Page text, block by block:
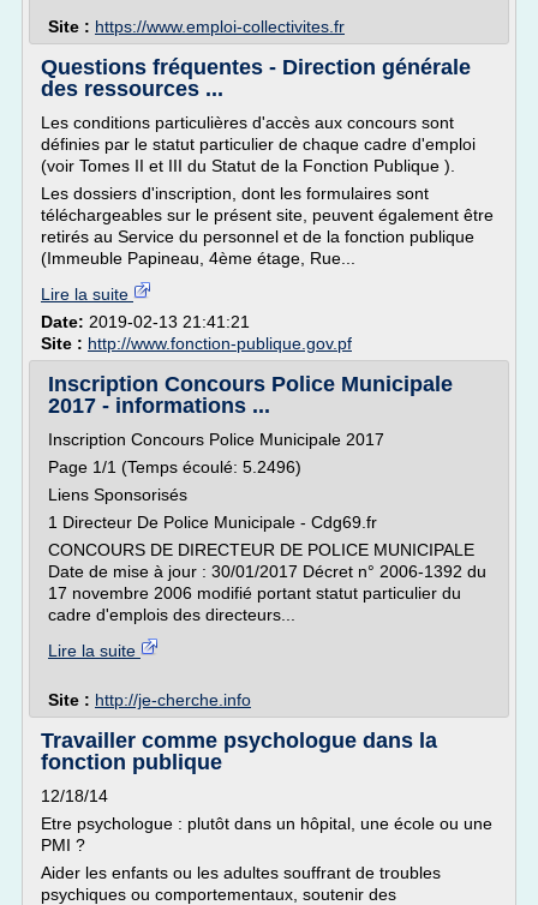
Site : https://www.emploi-collectivites.fr
Questions fréquentes - Direction générale
des ressources ...
Les conditions particulières d'accès aux concours sont
définies par le statut particulier de chaque cadre d'emploi
(voir Tomes II et III du Statut de la Fonction Publique ).
Les dossiers d'inscription, dont les formulaires sont
téléchargeables sur le présent site, peuvent également être
retirés au Service du personnel et de la fonction publique
(Immeuble Papineau, 4ème étage, Rue...
Lire la suite
Date: 2019-02-13 21:41:21
Site : http://www.fonction-publique.gov.pf
Inscription Concours Police Municipale
2017 - informations ...
Inscription Concours Police Municipale 2017
Page 1/1 (Temps écoulé: 5.2496)
Liens Sponsorisés
1 Directeur De Police Municipale - Cdg69.fr
CONCOURS DE DIRECTEUR DE POLICE MUNICIPALE
Date de mise à jour : 30/01/2017 Décret n° 2006-1392 du
17 novembre 2006 modifié portant statut particulier du
cadre d'emplois des directeurs...
Lire la suite
Site : http://je-cherche.info
Travailler comme psychologue dans la
fonction publique
12/18/14
Etre psychologue : plutôt dans un hôpital, une école ou une
PMI ?
Aider les enfants ou les adultes souffrant de troubles
psychiques ou comportementaux, soutenir des